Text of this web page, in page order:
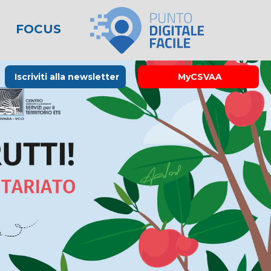
FOCUS
Rubrica La Stampa
Links utili
Iscriviti alla newsletter MyCSVAA